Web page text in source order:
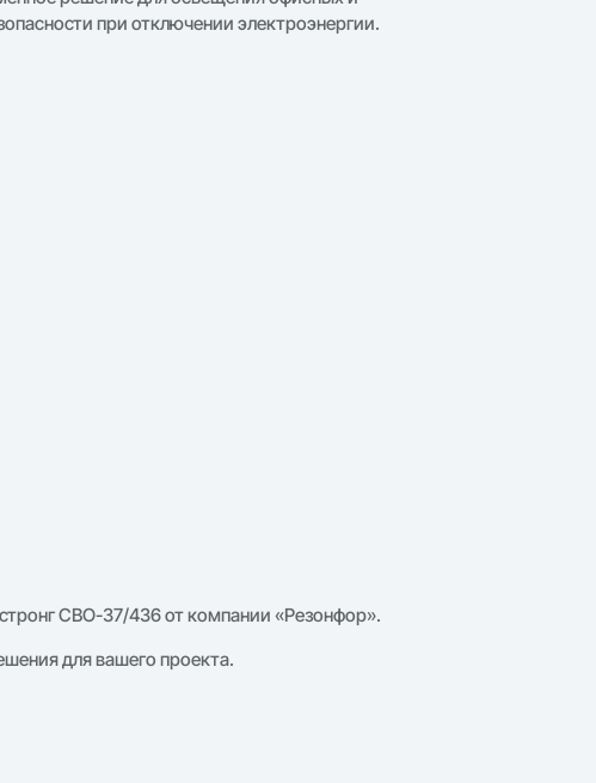
при отключении электроэнергии.
СВО-37/436 от компании «Резонфор».
для вашего проекта.